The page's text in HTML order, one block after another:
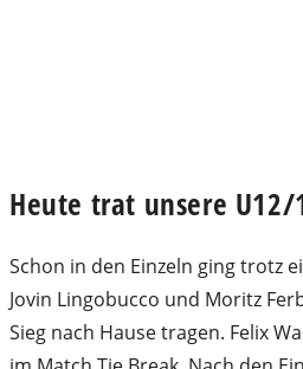
Heute trat unsere
Schon in den Einzeln ging trotz
Jovin Lingobucco und Moritz
Sieg nach Hause tragen. Felix